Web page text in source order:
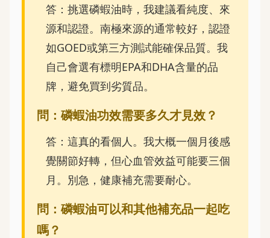
答：挑選磷蝦油時，我建議看純度、來
源和認證。南極來源的通常較好，認證
如GOED或第三方測試能確保品質。我
自己會選有標明EPA和DHA含量的品
牌，避免買到劣質品。
問：磷蝦油功效需要多久才見效？
答：這真的看個人。我大概一個月後感
覺關節好轉，但心血管效益可能要三個
月。別急，健康補充需要耐心。
問：磷蝦油可以和其他補充品一起吃
嗎？